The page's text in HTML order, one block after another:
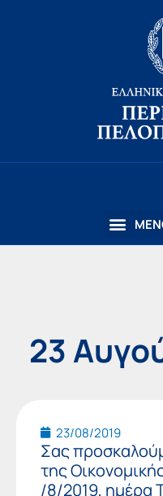
23
23/08/2019
Σας
της
/8/2019, ημέρα